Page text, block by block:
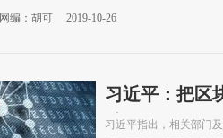
网编：胡可 2019-10-26
习近平：把区
破口
习近平指出，相关部门